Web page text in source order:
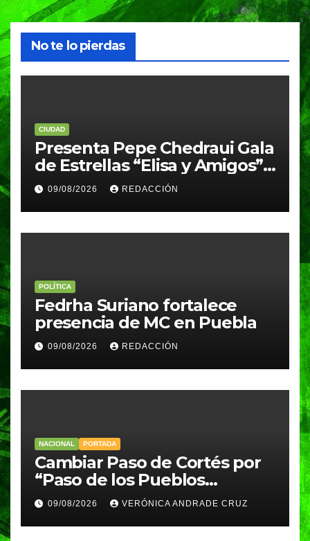
No te lo pierdas
CIUDAD
Presenta Pepe Chedraui Gala
de Estrellas “Elisa y Amigos”
para fortalecer el acceso a la
cultura en Puebla capital
09/08/2026 REDACCIÓN
POLÍTICA
Fedrha Suriano fortalece
presencia de MC en Puebla
09/08/2026 REDACCIÓN
NACIONAL PORTADA
Cambiar Paso de Cortés por
“Paso de los Pueblos
Indígenas” plantea
Sheinbaum
09/08/2026 VERÓNICA ANDRADE CRUZ